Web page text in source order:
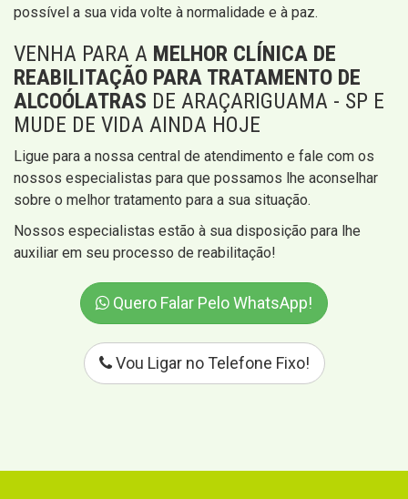
possível a sua vida volte à normalidade e à paz.
VENHA PARA A MELHOR CLÍNICA DE
REABILITAÇÃO PARA TRATAMENTO DE
ALCOÓLATRAS DE ARAÇARIGUAMA - SP E
MUDE DE VIDA AINDA HOJE
Ligue para a nossa central de atendimento e fale com os
nossos especialistas para que possamos lhe aconselhar
sobre o melhor tratamento para a sua situação.
Nossos especialistas estão à sua disposição para lhe
auxiliar em seu processo de reabilitação!
Quero Falar Pelo WhatsApp!
Vou Ligar no Telefone Fixo!